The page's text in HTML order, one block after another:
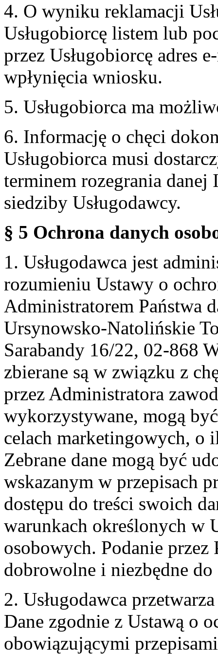
4. O wyniku reklamacji
Usługobiorcę listem lub
przez Usługobiorcę adres
wpłynięcia wniosku.
5. Usługobiorca ma
6. Informację o chęci
Usługobiorca musi
terminem rozegrania
siedziby Usługodawcy.
§ 5 Ochrona danych
1. Usługodawca jest
rozumieniu Ustawy o
Administratorem Państwa
Ursynowsko-Natolińskie
Sarabandy 16/22, 02-868
zbierane są w związku z
przez Administratora
wykorzystywane, mogą
celach marketingowych, o
Zebrane dane mogą być
wskazanym w przepisach
dostępu do treści swoich
warunkach określonych w
osobowych. Podanie przez
dobrowolne i niezbędne
2. Usługodawca
Dane zgodnie z Ustawą o
obowiązującymi